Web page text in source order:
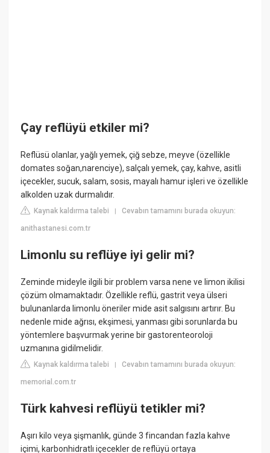
Çay reflüyü etkiler mi?
Reflüsü olanlar, yağlı yemek, çiğ sebze, meyve (özellikle
domates soğan,narenciye), salçalı yemek, çay, kahve, asitli
içecekler, sucuk, salam, sosis, mayalı hamur işleri ve özellikle
alkolden uzak durmalıdır.
Kaynak kaldırma talebi |Cevabın tamamını burada okuyun:
anithastanesi.com.tr
Limonlu su reflüye iyi gelir mi?
Zeminde mideyle ilgili bir problem varsa nene ve limon ikilisi
çözüm olmamaktadır. Özellikle reflü, gastrit veya ülseri
bulunanlarda limonlu öneriler mide asit salgısını artırır. Bu
nedenle mide ağrısı, ekşimesi, yanması gibi sorunlarda bu
yöntemlere başvurmak yerine bir gastorenteoroloji
uzmanına gidilmelidir.
Kaynak kaldırma talebi |Cevabın tamamını burada okuyun:
memorial.com.tr
Türk kahvesi reflüyü tetikler mi?
Aşırı kilo veya şişmanlık, günde 3 fincandan fazla kahve
içimi, karbonhidratlı içecekler de reflüyü ortaya